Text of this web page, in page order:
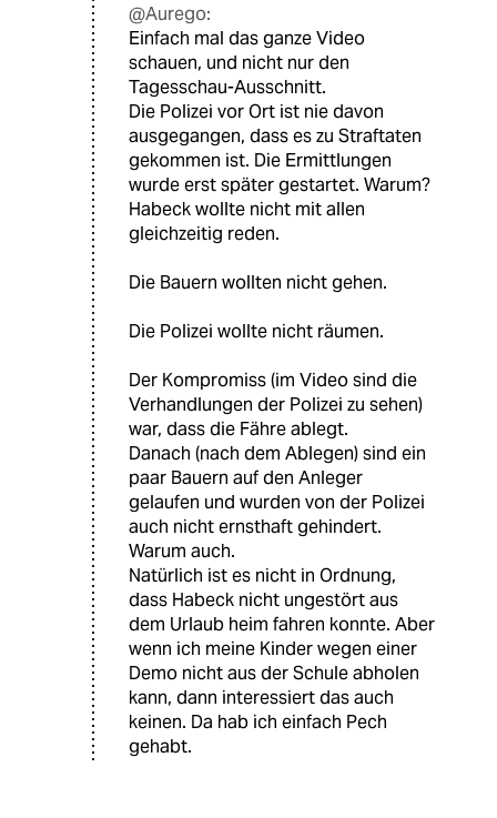
@Aurego:
Einfach mal das ganze Video
schauen, und nicht nur den
Tagesschau-Ausschnitt.
Die Polizei vor Ort ist nie davon
ausgegangen, dass es zu Straftaten
gekommen ist. Die Ermittlungen
wurde erst später gestartet. Warum?
Habeck wollte nicht mit allen
gleichzeitig reden.
Die Bauern wollten nicht gehen.
Die Polizei wollte nicht räumen.
Der Kompromiss (im Video sind die
Verhandlungen der Polizei zu sehen)
war, dass die Fähre ablegt.
Danach (nach dem Ablegen) sind ein
paar Bauern auf den Anleger
gelaufen und wurden von der Polizei
auch nicht ernsthaft gehindert.
Warum auch.
Natürlich ist es nicht in Ordnung,
dass Habeck nicht ungestört aus
dem Urlaub heim fahren konnte. Aber
wenn ich meine Kinder wegen einer
Demo nicht aus der Schule abholen
kann, dann interessiert das auch
keinen. Da hab ich einfach Pech
gehabt.